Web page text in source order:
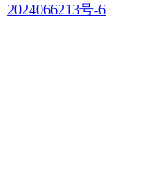
2024066213号-6